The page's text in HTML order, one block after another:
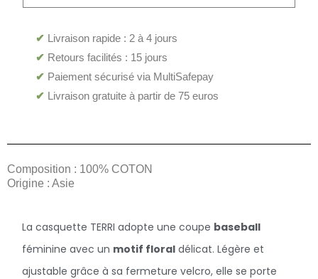
✔ Livraison rapide : 2 à 4 jours
✔ Retours facilités : 15 jours
✔ Paiement sécurisé via MultiSafepay
✔ Livraison gratuite à partir de 75 euros
Composition : 100% COTON
Origine : Asie
La casquette TERRI adopte une coupe baseball
féminine avec un motif floral délicat. Légère et
ajustable grâce à sa fermeture velcro, elle se porte